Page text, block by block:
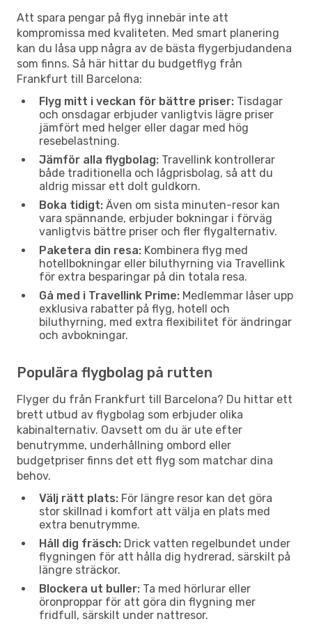
Att spara pengar på flyg innebär inte att
kompromissa med kvaliteten. Med smart planering
kan du låsa upp några av de bästa flygerbjudandena
som finns. Så här hittar du budgetflyg från
Frankfurt till Barcelona:
Flyg mitt i veckan för bättre priser: Tisdagar
och onsdagar erbjuder vanligtvis lägre priser
jämfört med helger eller dagar med hög
resebelastning.
Jämför alla flygbolag: Travellink kontrollerar
både traditionella och lågprisbolag, så att du
aldrig missar ett dolt guldkorn.
Boka tidigt: Även om sista minuten-resor kan
vara spännande, erbjuder bokningar i förväg
vanligtvis bättre priser och fler flygalternativ.
Paketera din resa: Kombinera flyg med
hotellbokningar eller biluthyrning via Travellink
för extra besparingar på din totala resa.
Gå med i Travellink Prime: Medlemmar låser upp
exklusiva rabatter på flyg, hotell och
biluthyrning, med extra flexibilitet för ändringar
och avbokningar.
Populära flygbolag på rutten
Flyger du från Frankfurt till Barcelona? Du hittar ett
brett utbud av flygbolag som erbjuder olika
kabinalternativ. Oavsett om du är ute efter
benutrymme, underhållning ombord eller
budgetpriser finns det ett flyg som matchar dina
behov.
Välj rätt plats: För längre resor kan det göra
stor skillnad i komfort att välja en plats med
extra benutrymme.
Håll dig fräsch: Drick vatten regelbundet under
flygningen för att hålla dig hydrerad, särskilt på
längre sträckor.
Blockera ut buller: Ta med hörlurar eller
öronproppar för att göra din flygning mer
fridfull, särskilt under nattresor.